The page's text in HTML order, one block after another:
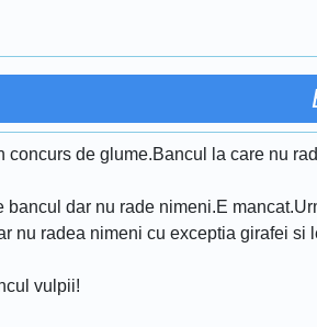
concurs de glume.Bancul la care nu
bancul dar nu rade nimeni.E
nu radea nimeni cu exceptia girafei si
vulpii!